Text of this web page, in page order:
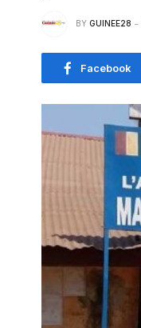
BY GUINEE28
Facebook